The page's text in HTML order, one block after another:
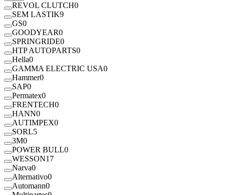
REVOL CLUTCH0
SEM LASTIK9
GS0
GOODYEAR0
SPRINGRIDE0
HTP AUTOPARTS0
Hella0
GAMMA ELECTRIC USA0
Hammer0
SAP0
Permatex0
FRENTECH0
HANN0
AUTIMPEX0
SORL5
3M0
POWER BULL0
WESSON17
Narva0
Alternativo0
Automann0